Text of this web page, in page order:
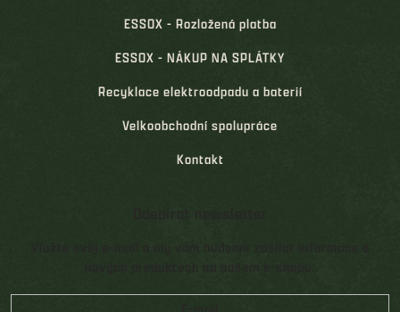
ESSOX - Rozložená platba
ESSOX - NÁKUP NA SPLÁTKY
Recyklace elektroodpadu a baterií
Velkoobchodní spolupráce
Kontakt